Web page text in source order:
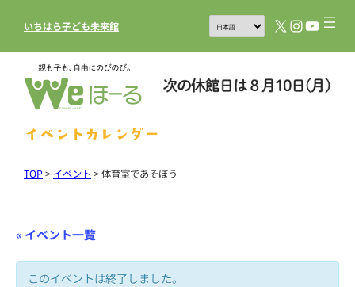
いちはら子ども未来館 X Instagram
YouTube
イベントカレンダー
TOP> イベント >体育室であそぼう
« イベント一覧
このイベントは終了しました。